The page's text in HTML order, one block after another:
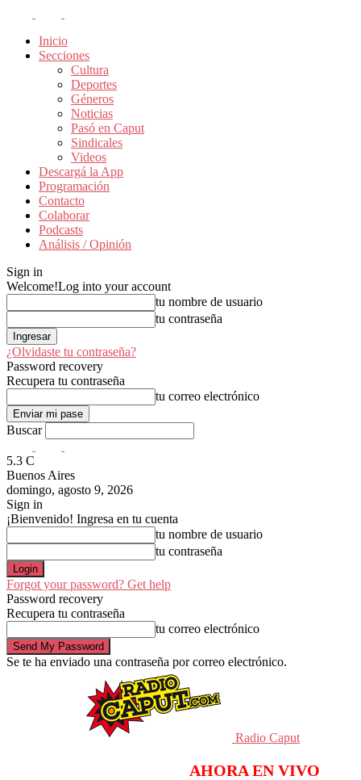
Inicio
Secciones
Cultura
Deportes
Géneros
Noticias
Pasó en Caput
Sindicales
Videos
Descargá la App
Programación
Contacto
Colaborar
Podcasts
Análisis / Opinión
Sign in
Welcome!Log into your account
tu nombre de usuario
tu contraseña
¿Olvidaste tu contraseña?
Password recovery
Recupera tu contraseña
tu correo electrónico
Buscar
5.3 C
Buenos Aires
domingo, agosto 9, 2026
Sign in
¡Bienvenido! Ingresa en tu cuenta
tu nombre de usuario
tu contraseña
Forgot your password? Get help
Password recovery
Recupera tu contraseña
tu correo electrónico
Se te ha enviado una contraseña por correo electrónico.
Radio Caput
AHORA EN VIVO